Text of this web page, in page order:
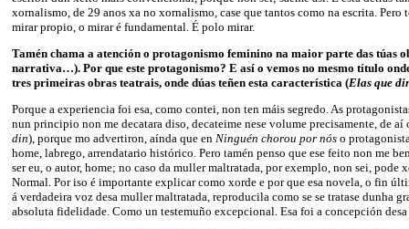
xornalismo, de 29 anos xa no xornalismo, case que tantos como na escrita. Pero
mirar propio, o mirar é fundamental. É polo mirar.
Tamén chama a atención o protagonismo feminino na maior parte das túas
narrativa…). Por que este protagonismo? E así o vemos no mesmo título
tres primeiras obras teatrais, onde dúas teñen esta característica (Elas que
Porque a experiencia foi esa, como contei, non ten máis segredo. As
nun principio non me decatara diso, decateime nese volume precisamente, de
din), porque mo advertiron, aínda que en Ninguén chorou por nós o
home, labrego, arrendatario histórico. Pero tamén penso que ese feito non me
ser eu, o autor, home; no caso da muller maltratada, por exemplo, non sei, pode
Normal. Por iso é importante explicar como xorde e por que esa novela, o fin
á verdadeira voz desa muller maltratada, reproducila como se se tratase dunha
absoluta fidelidade. Como un testemuño excepcional. Esa foi a concepción